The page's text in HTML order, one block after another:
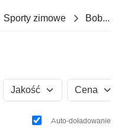
Sporty zimowe Bobsleje
Jakość Cena
Auto-doładowanie